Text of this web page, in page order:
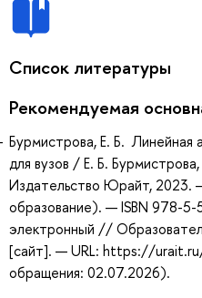
Список литературы
Рекомендуемая
Бурмистрова, Е. Б. Линейная
для вузов / Е. Б.
Издательство Юрайт,
образование). — ISBN 978-
электронный //
[сайт]. — URL: https://
обращения: 02.07.2026).